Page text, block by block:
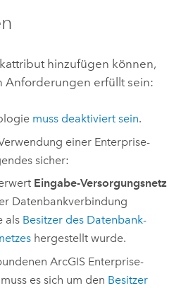
hinzufügen können,
Anforderungen erfüllt sein:
muss deaktiviert sein.
einer Enterprise-
sicher:
Eingabe-Versorgungsnetz
Datenbankverbindung
als Besitzer des Datenbank-
hergestellt wurde.
ArcGIS Enterprise-
es sich um den Besitzer